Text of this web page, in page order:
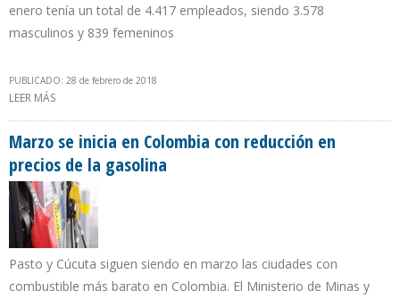
enero tenía un total de 4.417 empleados, siendo 3.578
masculinos y 839 femeninos
PUBLICADO: 28 de febrero de 2018
LEER MÁS
Marzo se inicia en Colombia con reducción en
precios de la gasolina
Pasto y Cúcuta siguen siendo en marzo las ciudades con
combustible más barato en Colombia. El Ministerio de Minas y